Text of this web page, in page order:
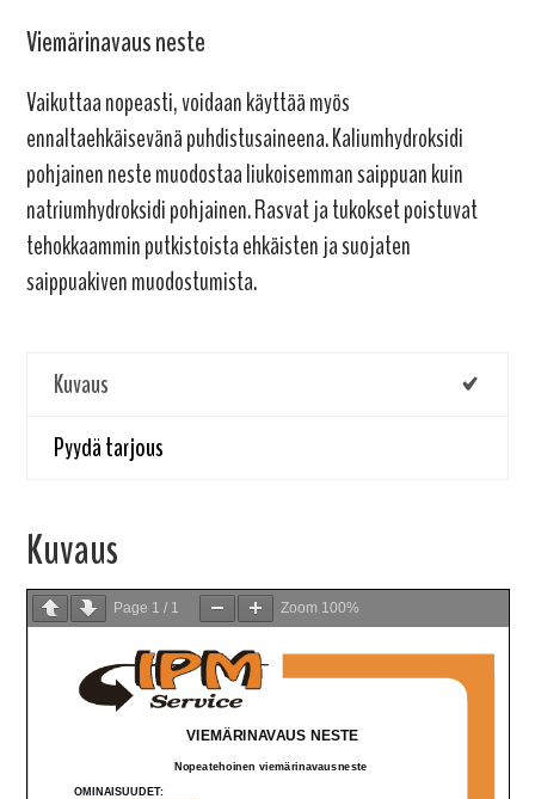
Viemärinavaus neste
Vaikuttaa nopeasti, voidaan käyttää myös
ennaltaehkäisevänä puhdistusaineena. Kaliumhydroksidi
pohjainen neste muodostaa liukoisemman saippuan kuin
natriumhydroksidi pohjainen. Rasvat ja tukokset poistuvat
tehokkaammin putkistoista ehkäisten ja suojaten
saippuakiven muodostumista.
Kuvaus
Pyydä tarjous
Kuvaus
Page 1 / 1 Zoom 100%